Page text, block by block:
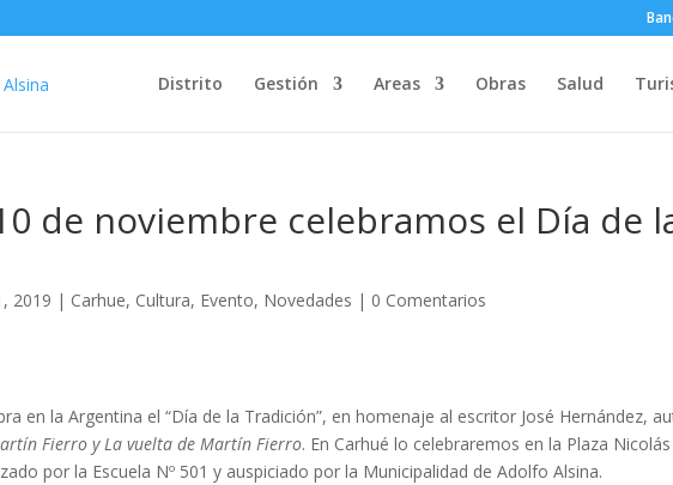
Distrito Gestión Areas Obras Salud
de noviembre celebramos el Día de
2019 | Carhue, Cultura, Evento, Novedades | 0 Comentarios
en la Argentina el “Día de la Tradición”, en homenaje al escritor José Hernández,
Fierro yLa vuelta de Martín Fierro. En Carhué lo celebraremos en la Plaza
por la Escuela Nº 501 y auspiciado por la Municipalidad de Adolfo Alsina.